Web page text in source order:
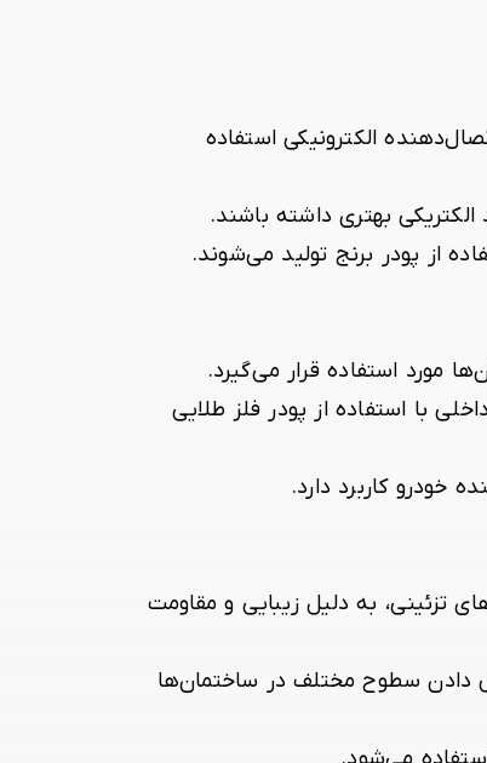
الکترونیکی استفاده
بهتری داشته باشند.
از پودر برنج تولید می‌شوند.
مورد استفاده قرار می‌گیرد.
با استفاده از پودر فلز طلایی
خودرو کاربرد دارد.
تزئینی، به دلیل زیبایی و مقاومت
دادن سطوح مختلف در ساختمان‌ها